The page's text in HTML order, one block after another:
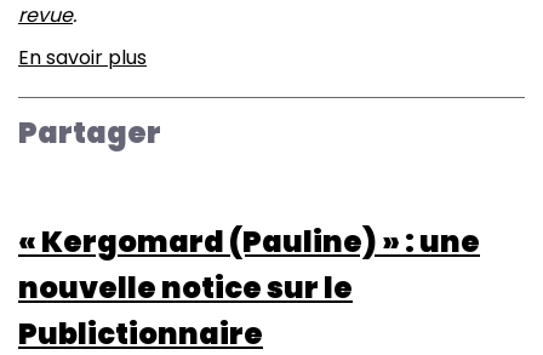
revue.
En savoir plus
:
en
compte
des
compétences
Partager
« Kergomard (Pauline) » : une
nouvelle notice sur le
Publictionnaire